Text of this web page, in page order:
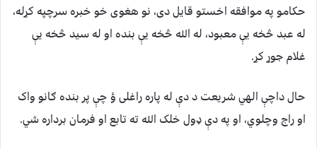
حکامو په موافقه اخستو قايل دی، نو هغوی خو خبره سرچپه کړله،
له عبد څخه يې معبود، له الله څخه يې بنده او له سيد څخه يې
غلام جوړ کړ.
حال داچې الهي شريعت د دې له پاره راغلی ؤ چې پر بنده ګانو واک
او راج وچلوي، او په دې ډول خلک الله ته تابع او فرمان برداره شي.